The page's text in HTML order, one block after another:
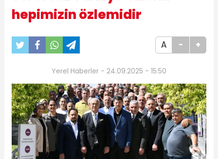
hepimizin özlemidir
A - +
Yerel Haberler - 24.09.2025 - 15:50